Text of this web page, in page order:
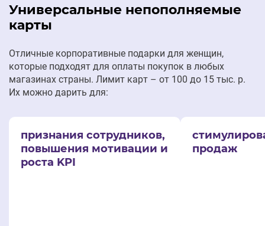
Универсальные непополняемые
карты
Отличные корпоративные подарки для женщин,
которые подходят для оплаты покупок в любых
магазинах страны. Лимит карт – от 100 до 15 тыс. р.
Их можно дарить для:
признания сотрудников,
повышения мотивации и
роста KPI
продаж